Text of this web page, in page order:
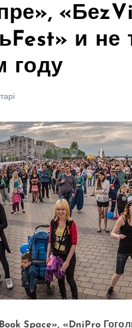
и не
году
Space», «DniPro